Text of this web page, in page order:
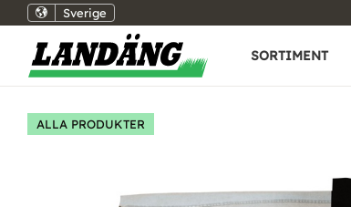
Sverige
SORTIMENT
ALLA PRODUKTER